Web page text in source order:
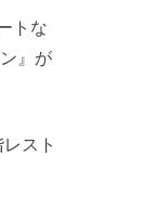
トな
』が
スト